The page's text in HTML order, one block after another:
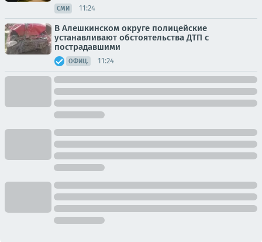
СМИ 11:24
В Алешкинском округе полицейские
устанавливают обстоятельства ДТП с
пострадавшими
ОФИЦ. 11:24